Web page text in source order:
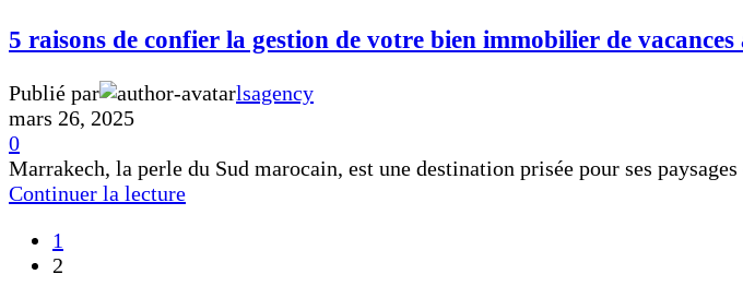
5 raisons de confier la gestion de votre bien immobilier de
Publié par
lsagency
mars 26, 2025
0
Marrakech, la perle du Sud marocain, est une destination prisée pour ses
Continuer la lecture
1
2